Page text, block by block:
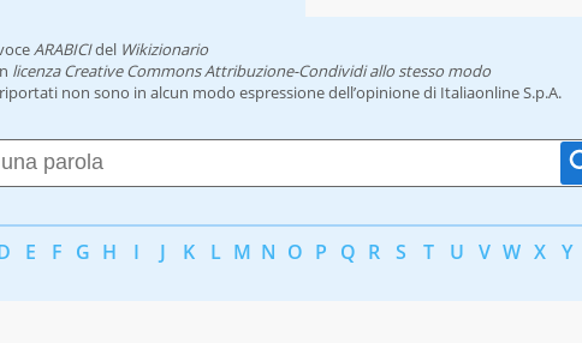
ARABICIdel Wikizionario
licenza Creative Commons Attribuzione-Condividi allo stesso modo
non sono in alcun modo espressione dell’opinione di Italiaonline S.p.A.
E F G H I J K L M N O P Q R S T U V W X Y